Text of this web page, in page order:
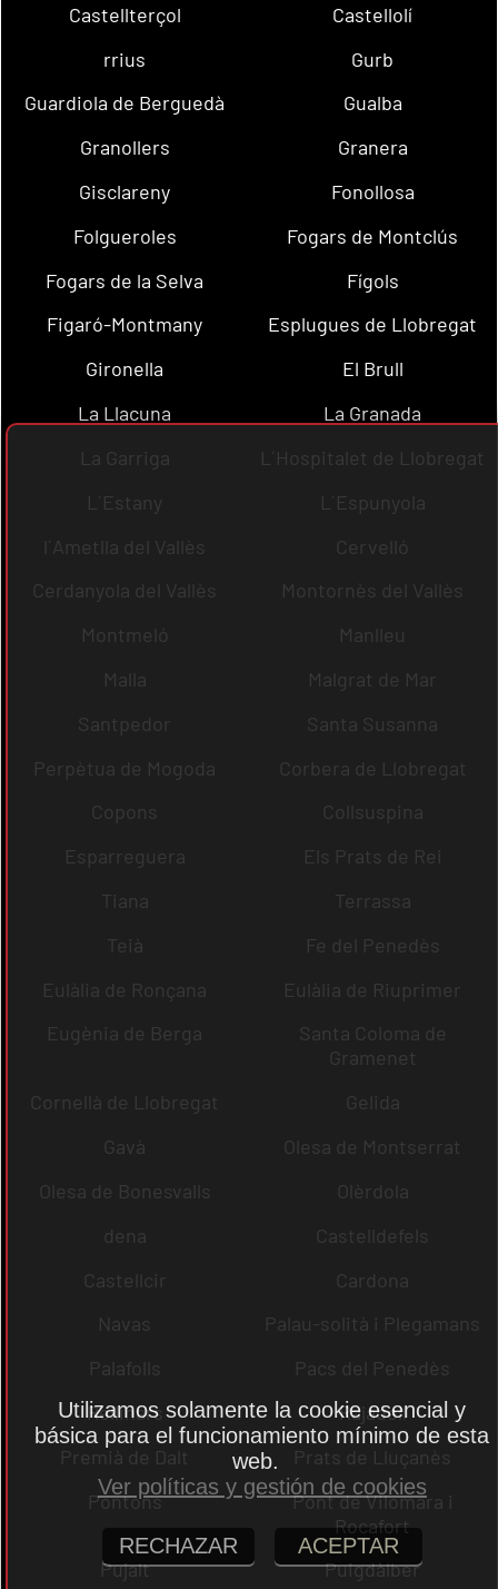
Castellterçol
Castellolí
rrius
Gurb
Guardiola de Berguedà
Gualba
Granollers
Granera
Gisclareny
Fonollosa
Folgueroles
Fogars de Montclús
Fogars de la Selva
Fígols
Figaró-Montmany
Esplugues de Llobregat
Gironella
El Brull
La Llacuna
La Granada
La Garriga
L´Hospitalet de Llobregat
L´Estany
L´Espunyola
l´Ametlla del Vallès
Cervelló
Cerdanyola del Vallès
Montornès del Vallès
Montmeló
Manlleu
Malla
Malgrat de Mar
Santpedor
Santa Susanna
Perpètua de Mogoda
Corbera de Llobregat
Copons
Collsuspina
Esparreguera
Els Prats de Rei
Tiana
Terrassa
Teià
Fe del Penedès
Eulàlia de Ronçana
Eulàlia de Riuprimer
Eugènia de Berga
Santa Coloma de
Gramenet
Cornellà de Llobregat
Gelida
Gavà
Olesa de Montserrat
Olesa de Bonesvalls
Olèrdola
dena
Castelldefels
Castellcir
Cardona
Navas
Palau-solità i Plegamans
Palafolls
Pacs del Penedès
Rellinars
Rajadell
Premià de Dalt
Prats de Lluçanès
Pontons
Pont de Vilomara i
Rocafort
Pujalt
Puigdàlber
Utilizamos solamente la cookie esencial y
básica para el funcionamiento mínimo de esta
web.
Ver políticas y gestión de cookies
RECHAZAR ACEPTAR